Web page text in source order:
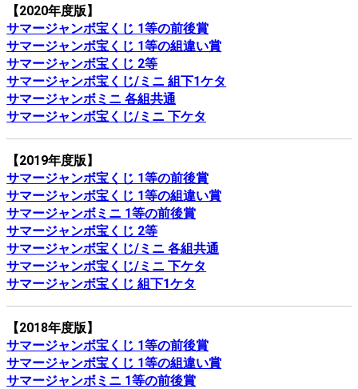
【2020年度版】
サマージャンボ宝くじ 1等の前後賞
サマージャンボ宝くじ 1等の組違い賞
サマージャンボ宝くじ 2等
サマージャンボ宝くじ/ミニ 組下1ケタ
サマージャンボミニ 各組共通
サマージャンボ宝くじ/ミニ 下ケタ
【2019年度版】
サマージャンボ宝くじ 1等の前後賞
サマージャンボ宝くじ 1等の組違い賞
サマージャンボミニ 1等の前後賞
サマージャンボ宝くじ 2等
サマージャンボ宝くじ/ミニ 各組共通
サマージャンボ宝くじ/ミニ 下ケタ
サマージャンボ宝くじ 組下1ケタ
【2018年度版】
サマージャンボ宝くじ 1等の前後賞
サマージャンボ宝くじ 1等の組違い賞
サマージャンボミニ 1等の前後賞